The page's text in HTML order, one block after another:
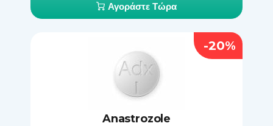
Αγοράστε Τώρα
Anastrozole
-20%